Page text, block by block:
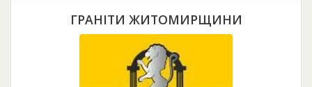
ГРАНІТИ ЖИТОМИРЩИНИ